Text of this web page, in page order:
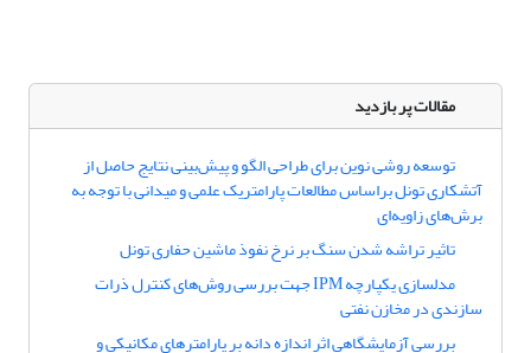
مقالات پر بازدید
توسعه روشی نوین برای طراحی الگو و پیش‌بینی نتایج حاصل از
آتشکاری تونل براساس مطالعات پارامتریک علمی و میدانی با توجه به
برش‌های زاویه‌ای
تاثیر تراشه شدن سنگ بر نرخ نفوذ ماشین حفاری تونل
مدلسازی یکپارچه IPM جهت بررسی روش‌های کنترل ذرات
سازندی در مخازن نفتی
بررسی آزمایشگاهی اثر اندازه دانه بر پارامترهای مکانیکی و